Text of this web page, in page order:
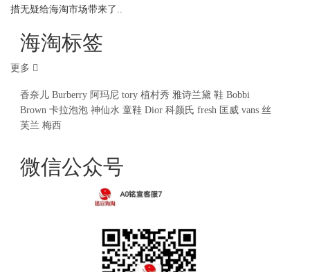
措无疑给海淘市场带来了..
海淘标签
更多
香奈儿 Burberry 阿玛尼 tory 植村秀 雅诗兰黛 鞋 Bobbi
Brown 卡拉泡泡 神仙水 童鞋 Dior 科颜氏 fresh 匡威 vans 丝
芙兰 梅西
微信公众号